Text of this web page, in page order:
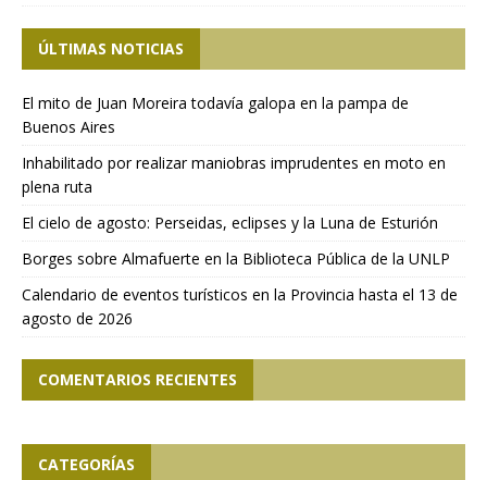
ÚLTIMAS NOTICIAS
El mito de Juan Moreira todavía galopa en la pampa de
Buenos Aires
Inhabilitado por realizar maniobras imprudentes en moto en
plena ruta
El cielo de agosto: Perseidas, eclipses y la Luna de Esturión
Borges sobre Almafuerte en la Biblioteca Pública de la UNLP
Calendario de eventos turísticos en la Provincia hasta el 13 de
agosto de 2026
COMENTARIOS RECIENTES
CATEGORÍAS